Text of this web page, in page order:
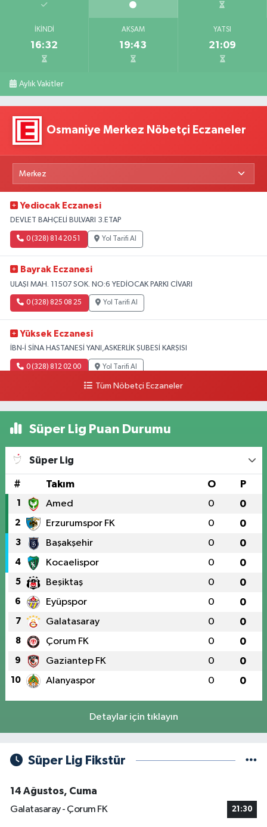
İKINDI
16:32
AKŞAM
19:43
YATSI
21:09
Aylık Vakitler
Osmaniye Merkez Nöbetçi Eczaneler
Yediocak Eczanesi
DEVLET BAHÇELİ BULVARI 3.ETAP
0 (328) 814 20 51 Yol Tarifi Al
Bayrak Eczanesi
ULAŞI MAH. 11507 SOK. NO:6 YEDİOCAK PARKI CİVARI
0 (328) 825 08 25 Yol Tarifi Al
Yüksek Eczanesi
İBN-İ SİNA HASTANESİ YANI,ASKERLİK ŞUBESİ KARŞISI
0 (328) 812 02 00 Yol Tarifi Al
Tüm Nöbetçi Eczaneler
Süper Lig Puan Durumu
Süper Lig
# Takım O P
1 Amed 0 0
2 Erzurumspor FK 0 0
3 Başakşehir 0 0
4 Kocaelispor 0 0
5 Beşiktaş 0 0
6 Eyüpspor 0 0
7 Galatasaray 0 0
8 Çorum FK 0 0
9 Gaziantep FK 0 0
10 Alanyaspor 0 0
Detaylar için tıklayın
Süper Lig Fikstür
14 Ağustos, Cuma
Galatasaray - Çorum FK
21:30